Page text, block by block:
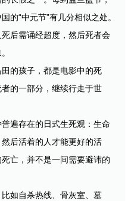
的“中元节”有几分相似之处。
后需诵经超度，然后死者会
的孩子，都是电影中的死
的一部分，继续行走于世
普遍存在的日式生死观：生命
后活着的人才能更好的活
亡，并不是一间需要避讳的
如自杀热线、骨灰室、墓